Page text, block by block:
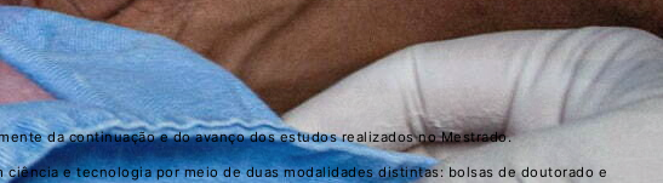
da continuação e do avanço dos estudos realizados no Mestrado.
e tecnologia por meio de duas modalidades distintas: bolsas de doutorado e